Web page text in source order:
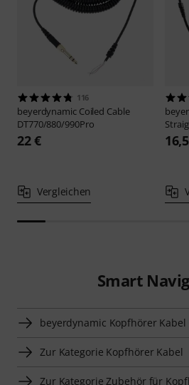
116
beyerdynamic Coiled Cable
DT770/880/990Pro
22 €
Vergleichen
Smart
beyerdynamic Kopfhörer
Zur Kategorie Kopfhörer Kabel
Zur Kategorie Zubehör für